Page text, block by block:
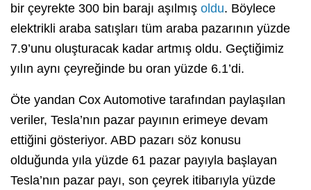
bir çeyrekte 300 bin barajı aşılmış oldu. Böylece
elektrikli araba satışları tüm araba pazarının yüzde
7.9’unu oluşturacak kadar artmış oldu. Geçtiğimiz
yılın aynı çeyreğinde bu oran yüzde 6.1’di.
Öte yandan Cox Automotive tarafından paylaşılan
veriler, Tesla’nın pazar payının erimeye devam
ettiğini gösteriyor. ABD pazarı söz konusu
olduğunda yıla yüzde 61 pazar payıyla başlayan
Tesla’nın pazar payı, son çeyrek itibarıyla yüzde